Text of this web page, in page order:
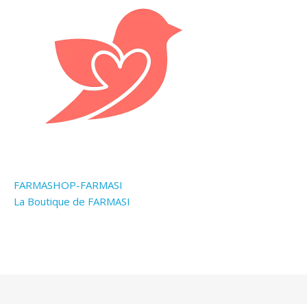
FARMASHOP-FARMASI
La Boutique de FARMASI